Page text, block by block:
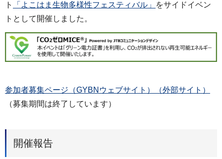
ト
「よこはま生物多様性フェスティバル」
をサイドイベン
トとして開催しました。
参加者募集ページ（GYBNウェブサイト）（外部サイト）
（募集期間は終了しています）
開催報告